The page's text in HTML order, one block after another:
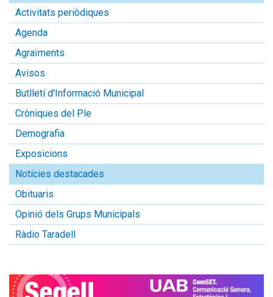
Activitats periòdiques
Agenda
Agraïments
Avisos
Butlletí d'Informació Municipal
Cròniques del Ple
Demografia
Exposicions
Notícies destacades
Obituaris
Opinió dels Grups Municipals
Ràdio Taradell